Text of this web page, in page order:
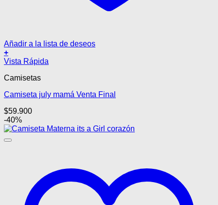
Añadir a la lista de deseos
+
Este
tiene
variantes.
opciones
se
pueden
elegir
Vista Rápida
Camisetas
Camiseta july mamá Venta Final
$59.900
-40%